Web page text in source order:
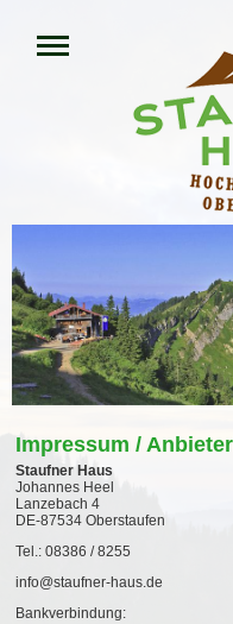
Impressum /
Staufner Haus
Johannes Heel
Lanzebach 4
DE-87534 Oberstaufen
Tel.: 08386 / 8255
info@staufner-haus.de
Bankverbindung: